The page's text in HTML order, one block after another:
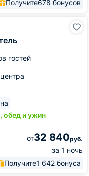
Получите678 бонусов
гостей
обед и ужин
от32 840руб.
за 1 ночь
Получите1 642 бонуса